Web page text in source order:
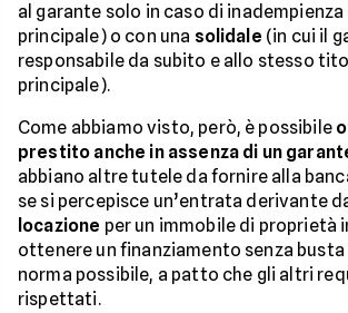
al garante solo in caso di
principale) o con una solidale (in cui il
responsabile da subito e allo stesso
principale).
Come abbiamo visto, però, è possibile
prestito anche in assenza di un
abbiano altre tutele da fornire alla
se si percepisce un’entrata derivante
locazione per un immobile di proprietà
ottenere un finanziamento senza busta
norma possibile, a patto che gli altri
rispettati.